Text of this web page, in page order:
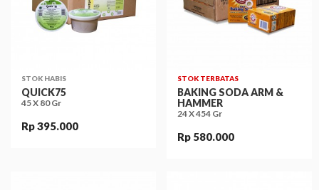
STOK HABIS
QUICK75
45 X 80 Gr
Rp 395.000
STOK TERBATAS
BAKING SODA ARM &
HAMMER
24 X 454 Gr
Rp 580.000